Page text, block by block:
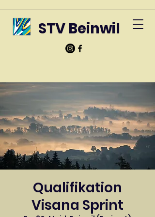
STV Beinwil
Qualifikation
Visana Sprint